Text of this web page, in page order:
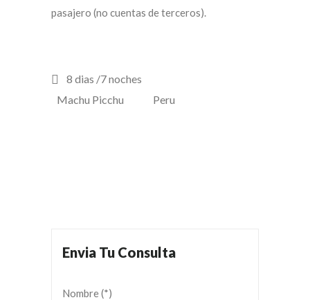
pasajero (no cuentas de terceros).
8 dias /7 noches
Machu Picchu
Peru
Envia Tu Consulta
Nombre (*)